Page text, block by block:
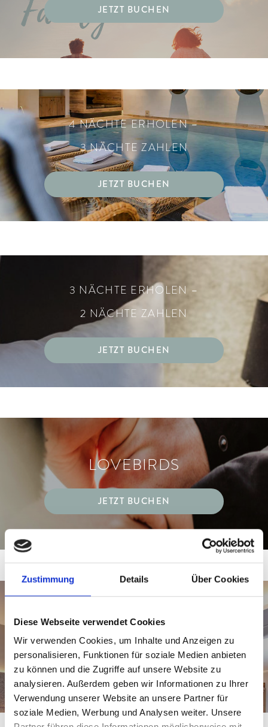
Zustimmung Details Über Cookies
Diese Webseite verwendet Cookies
Wir verwenden Cookies, um Inhalte und Anzeigen zu
personalisieren, Funktionen für soziale Medien anbieten
zu können und die Zugriffe auf unsere Website zu
analysieren. Außerdem geben wir Informationen zu Ihrer
Verwendung unserer Website an unsere Partner für
soziale Medien, Werbung und Analysen weiter. Unsere
JETZT BUCHEN
4 NÄCHTE ERHOLEN –
3 NÄCHTE ZAHLEN
JETZT BUCHEN
3 NÄCHTE ERHOLEN –
2 NÄCHTE ZAHLEN
JETZT BUCHEN
LOVEBIRDS
JETZT BUCHEN
SUITEN SPECIAL ‒ MEHR IST
MEHR!
JETZT BUCHEN